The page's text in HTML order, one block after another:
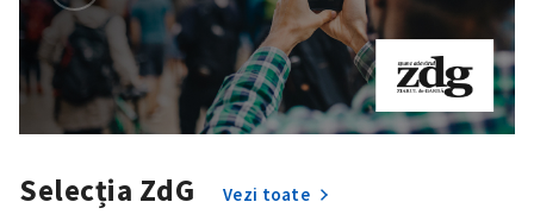
Selecția ZdG Vezi toate